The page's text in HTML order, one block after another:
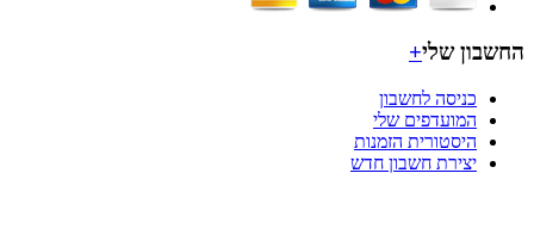
שלי+
כניסה לחשבון
המועדפים שלי
היסטורית הזמנות
יצירת חשבון חדש